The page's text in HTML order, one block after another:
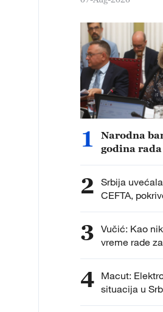
1
Narodna
godina
privrede
2 Srbija
CEFTA,
izvozom
3 Vučić: Kao
vreme rade
4 Macut:
situacija u
apel za